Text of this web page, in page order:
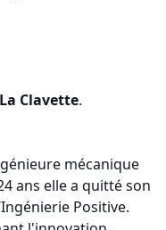
La Clavette.
mécanique
ans elle a quitté son
Positive.